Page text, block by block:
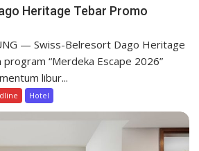
n
s
B
Heritage Tebar Promo
— Swiss-Belresort Dago Heritage
program “Merdeka Escape 2026”
libur...
Hotel